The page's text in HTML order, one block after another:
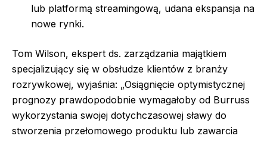
lub platformą streamingową, udana ekspansja na
nowe rynki.
Tom Wilson, ekspert ds. zarządzania majątkiem
specjalizujący się w obsłudze klientów z branży
rozrywkowej, wyjaśnia: „Osiągnięcie optymistycznej
prognozy prawdopodobnie wymagałoby od Burruss
wykorzystania swojej dotychczasowej sławy do
stworzenia przełomowego produktu lub zawarcia